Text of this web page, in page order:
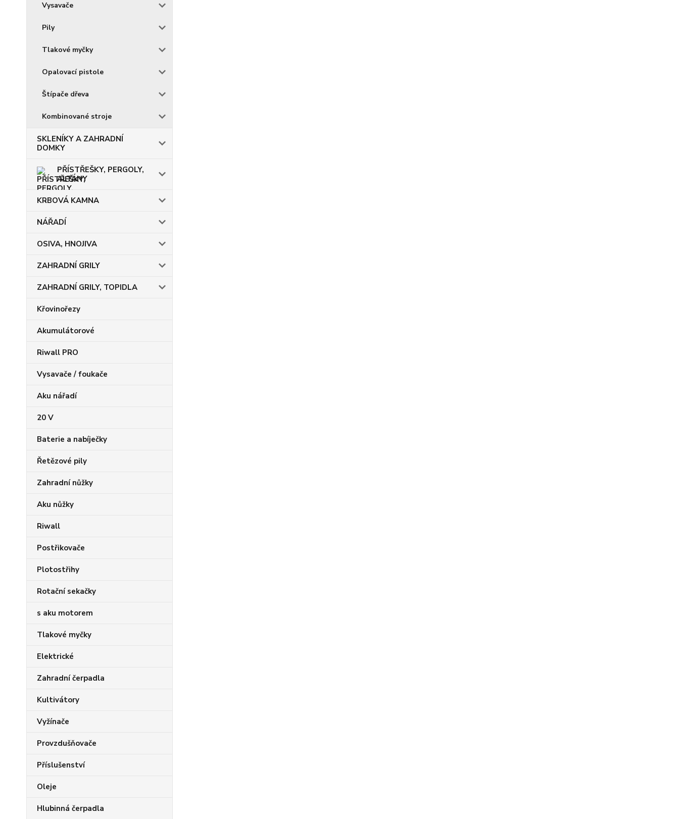
Vysavače
Pily
Tlakové myčky
Opalovací pistole
Štípače dřeva
Kombinované stroje
SKLENÍKY A ZAHRADNÍ
DOMKY
PŘÍSTŘEŠKY, PERGOLY,
ALTÁNY
KRBOVÁ KAMNA
NÁŘADÍ
OSIVA, HNOJIVA
ZAHRADNÍ GRILY
ZAHRADNÍ GRILY, TOPIDLA
Křovinořezy
Akumulátorové
Riwall PRO
Vysavače / foukače
Aku nářadí
20 V
Baterie a nabíječky
Řetězové pily
Zahradní nůžky
Aku nůžky
Riwall
Postřikovače
Plotostřihy
Rotační sekačky
s aku motorem
Tlakové myčky
Elektrické
Zahradní čerpadla
Kultivátory
Vyžínače
Provzdušňovače
Příslušenství
Oleje
Hlubinná čerpadla